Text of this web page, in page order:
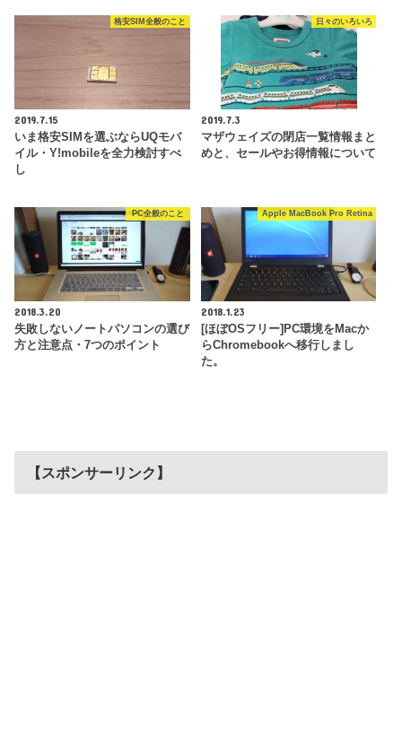
格安SIM全般のこと
2019.7.15
いま格安SIMを選ぶならUQモバ
イル・Y!mobileを全力検討すべ
し
日々のいろいろ
2019.7.3
マザウェイズの閉店一覧情報まと
めと、セールやお得情報について
PC全般のこと
2018.3.20
失敗しないノートパソコンの選び
方と注意点・7つのポイント
Apple MacBook Pro Retina
2018.1.23
[ほぼOSフリー]PC環境をMacか
らChromebookへ移行しまし
た。
【スポンサーリンク】